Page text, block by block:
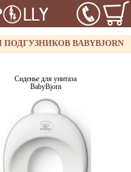
BABYBJORN
Сиденье для унитаза
BabyBjorn